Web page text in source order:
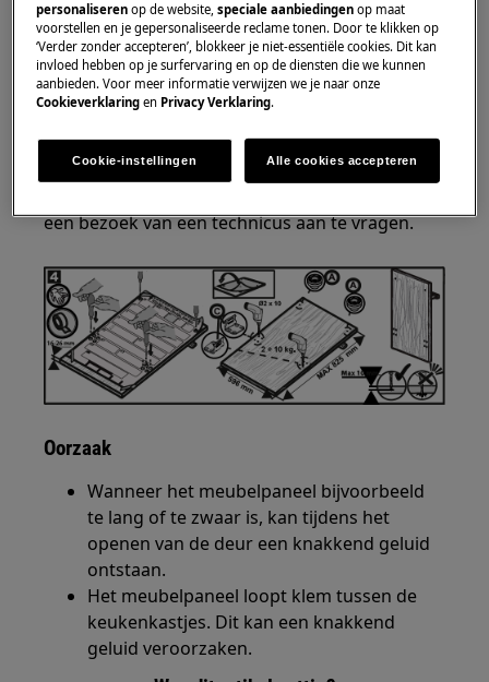
instructie.
Controleer of het meubelpaneel vrij loopt
tussen de keukenkasten.
Neem contact op met onze servicedienst
Wanneer de bovenstaande suggesties het
een bezoek van een technicus aan te vragen.
Oorzaak
Wanneer het meubelpaneel bijvoorbeeld
te lang of te zwaar is, kan tijdens het
openen van de deur een knakkend geluid
ontstaan.
Het meubelpaneel loopt klem tussen de
keukenkastjes. Dit kan een knakkend
geluid veroorzaken.
personaliseren op de website,speciale aanbiedingen op maat
voorstellen en je gepersonaliseerde reclame tonen. Door te klikken op
‘Verder zonder accepteren’, blokkeer je niet-essentiële cookies. Dit kan
invloed hebben op je surfervaring en op de diensten die we kunnen
aanbieden. Voor meer informatie verwijzen we je naar onze
Cookieverklaring en Privacy Verklaring.
Cookie-instellingen Alle cookies accepteren